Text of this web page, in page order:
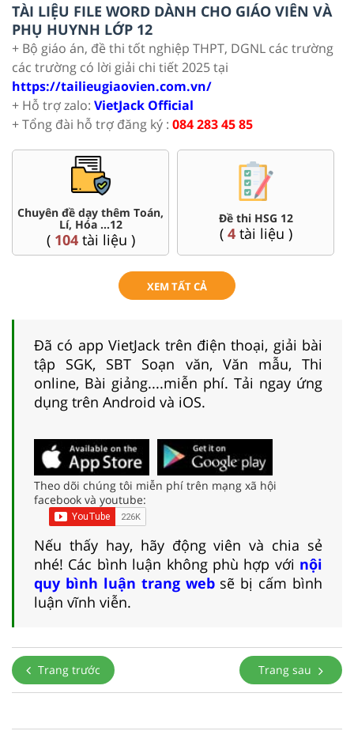
TÀI LIỆU FILE WORD DÀNH CHO GIÁO VIÊN VÀ
PHỤ HUYNH LỚP 12
+ Bộ giáo án, đề thi tốt nghiệp THPT, DGNL các trường
các trường có lời giải chi tiết 2025 tại
https://tailieugiaovien.com.vn/
+ Hỗ trợ zalo: VietJack Official
+ Tổng đài hỗ trợ đăng ký : 084 283 45 85
Chuyên đề dạy thêm Toán,
Lí, Hóa ...12
( 104tài liệu )
Đề thi HSG 12
( 4tài liệu )
XEM TẤT CẢ
Đã có app VietJack trên điện thoại, giải bài
tập SGK, SBT Soạn văn, Văn mẫu, Thi
online, Bài giảng....miễn phí. Tải ngay ứng
dụng trên Android và iOS.
Theo dõi chúng tôi miễn phí trên mạng xã hội
facebook và youtube:
Nếu thấy hay, hãy động viên và chia sẻ
nhé! Các bình luận không phù hợp với nội
quy bình luận trang websẽ bị cấm bình
luận vĩnh viễn.
Trang trước Trang sau